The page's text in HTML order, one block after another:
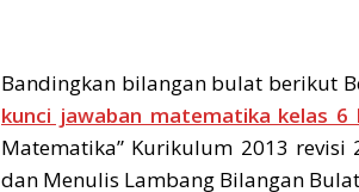
Bandingkan bilangan bulat berikut
kunci jawaban matematika kelas 6
Matematika” Kurikulum 2013
dan Menulis Lambang Bilangan